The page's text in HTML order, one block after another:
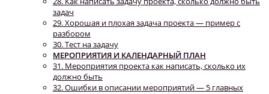
задач
29. Хорошая и плохая задача проекта — пример с
разбором
30. Тест на задачу
МЕРОПРИЯТИЯ И КАЛЕНДАРНЫЙ ПЛАН
31. Мероприятия проекта как написать, сколько их
должно быть
32. Ошибки в описании мероприятий — 5 главных